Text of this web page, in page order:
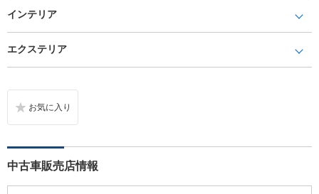
インテリア
エクステリア
中古車販売店情報